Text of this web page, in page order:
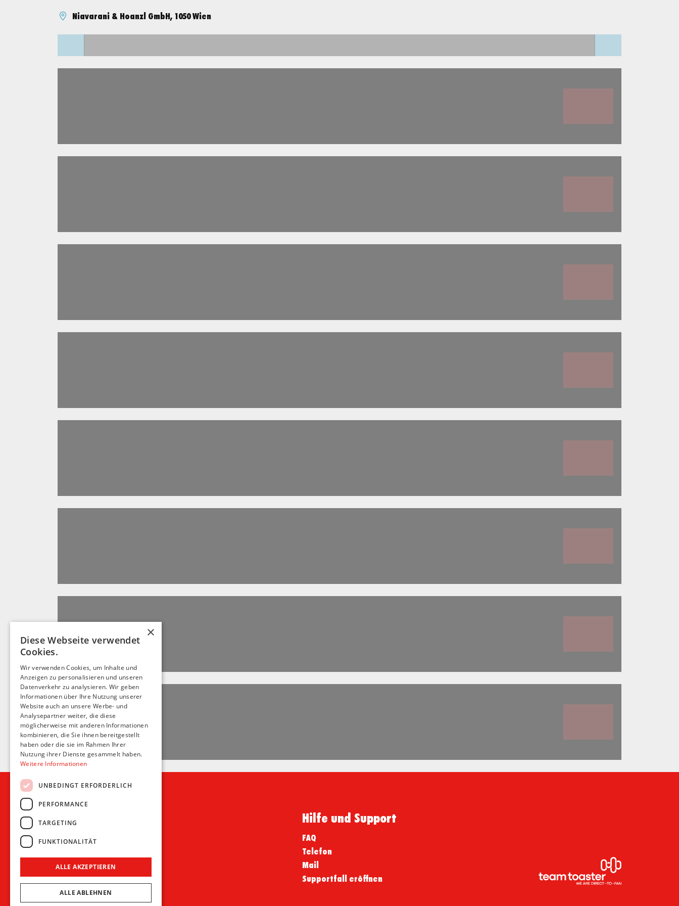
Niavarani & Hoanzl GmbH, 1050 Wien
Recht und Ordnung
AGB
Datenschutz
Hilfe und Support
FAQ
Telefon
Mail
Supportfall eröffnen
×
Diese Webseite verwendet
Cookies.
Wir verwenden Cookies, um Inhalte und
Anzeigen zu personalisieren und unseren
Datenverkehr zu analysieren. Wir geben
Informationen über Ihre Nutzung unserer
Website auch an unsere Werbe- und
Analysepartner weiter, die diese
möglicherweise mit anderen Informationen
kombinieren, die Sie ihnen bereitgestellt
haben oder die sie im Rahmen Ihrer
Nutzung ihrer Dienste gesammelt haben.
Weitere Informationen
UNBEDINGT ERFORDERLICH
PERFORMANCE
TARGETING
FUNKTIONALITÄT
ALLE AKZEPTIEREN
ALLE ABLEHNEN